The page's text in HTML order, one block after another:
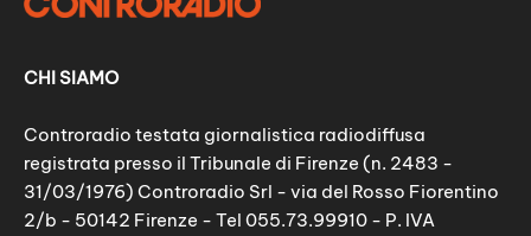
CHI SIAMO
Controradio testata giornalistica radiodiffusa
registrata presso il Tribunale di Firenze (n. 2483 -
31/03/1976) Controradio Srl - via del Rosso Fiorentino
2/b - 50142 Firenze - Tel 055.73.99910 - P. IVA